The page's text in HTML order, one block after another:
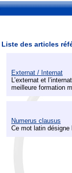
Liste des articles
Externat / Internat
L’externat et
meilleure formation
Numerus clausus
Ce mot latin désigne